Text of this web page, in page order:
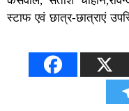
स्टाफ एवं छात्र-छात्राएं